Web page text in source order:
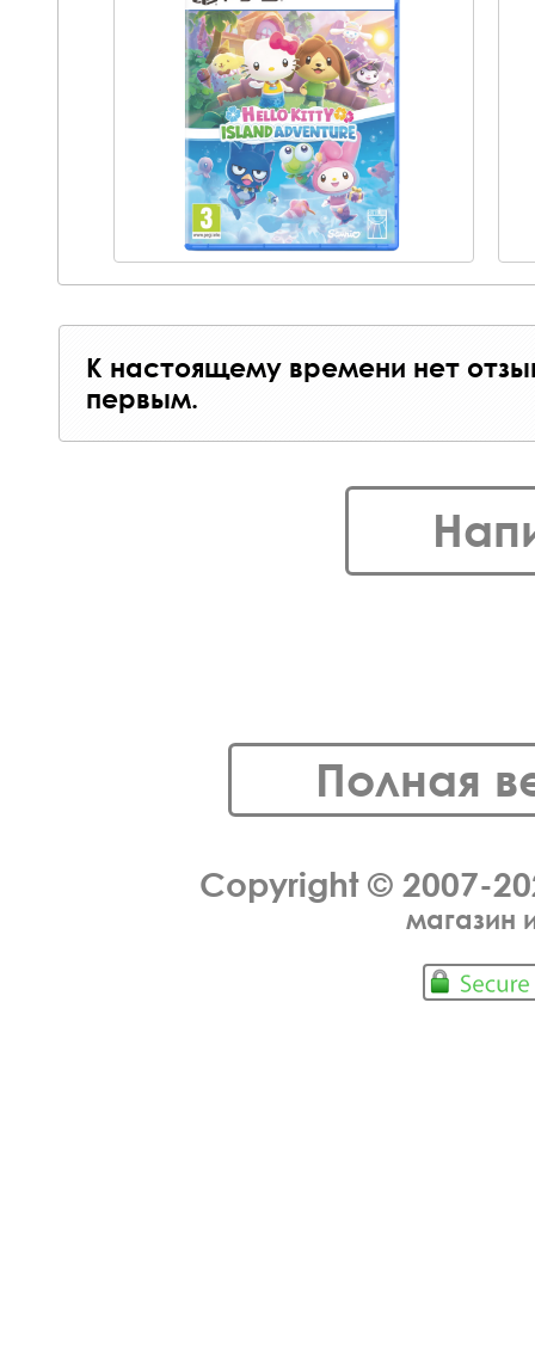
К настоящему времени нет
первым.
Полная
Copyright © 2007-
магазин